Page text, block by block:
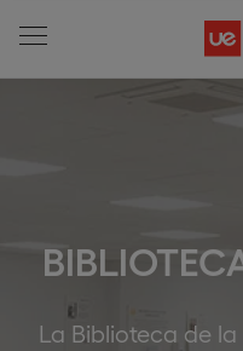
La Biblioteca de